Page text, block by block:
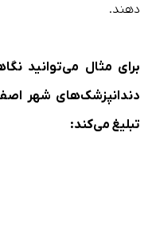
دهند.
برای مثال می‌توانید
دندانپزشک‌های شهر
تبلیغ می‌کند: